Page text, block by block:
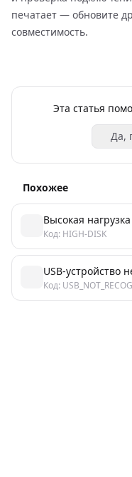
печатает — обновите
совместимость.
Эта статья
Да,
Похожее
Высокая
Код: HIGH-DISK
USB-устройство
Код: